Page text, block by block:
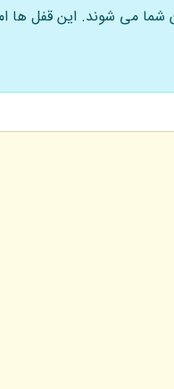
می شوند. این قفل ها